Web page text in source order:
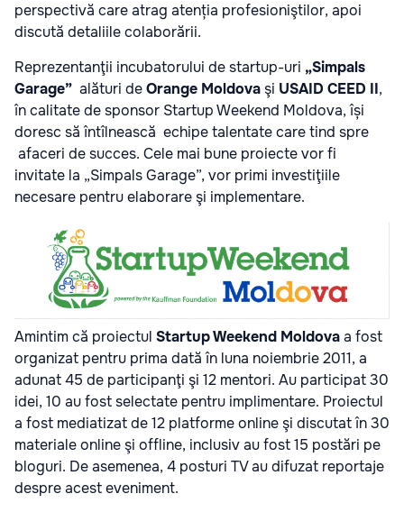
perspectivă care atrag atenția profesioniştilor, apoi
discută detaliile colaborării.
Reprezentanţii incubatorului de startup-uri „Simpals
Garage” alături deOrange Moldova şi USAID CEED II,
în calitate de sponsor Startup Weekend Moldova, își
doresc să întîlnească echipe talentate care tind spre
afaceri de succes. Cele mai bune proiecte vor fi
invitate la „Simpals Garage”, vor primi investiţiile
necesare pentru elaborare şi implementare.
Amintim că proiectul Startup Weekend Moldovaa fost
organizat pentru prima dată în luna noiembrie 2011, a
adunat 45 de participanţi şi 12 mentori. Au participat 30
idei, 10 au fost selectate pentru implimentare. Proiectul
a fost mediatizat de 12 platforme online şi discutat în 30
materiale online şi offline, inclusiv au fost 15 postări pe
bloguri. De asemenea, 4 posturi TV au difuzat reportaje
despre acest eveniment.